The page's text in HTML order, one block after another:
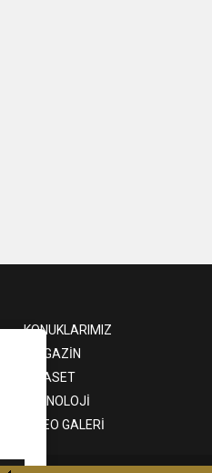
KONUKLARIMIZ
MAGAZİN
SİYASET
TEKNOLOJİ
VIDEO GALERİ